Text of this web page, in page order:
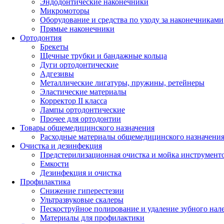
Микромоторы
Оборудование и средства по уходу за наконечниками
Прямые наконечники
Ортодонтия
Брекеты
Щечные трубки и бандажные кольца
Дуги ортодонтические
Адгезивы
Металлические лигатуры, пружины, ретейнеры
Эластические материалы
Корректор II класса
Лампы ортодонтические
Прочее для ортодонтии
Товары общемедицинского назначения
Расходные материалы общемедицинского назначения
Очистка и дезинфекция
Предстерилизационная очистка и мойка
Емкости
Дезинфекция и очистка
Профилактика
Снижение гиперестезии
Ультразвуковые скалеры
Пескоструйное полирование и удаление зубного
Материалы для профилактики